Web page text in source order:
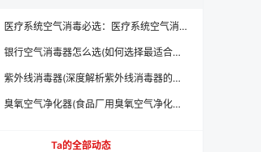
医疗系统空气消毒必选：医疗系统空气消
银行空气消毒器怎么选(如何选择最适合的
紫外线消毒器(深度解析紫外线消毒器的优
臭氧空气净化器(食品厂用臭氧空气净化器)
Ta的全部动态